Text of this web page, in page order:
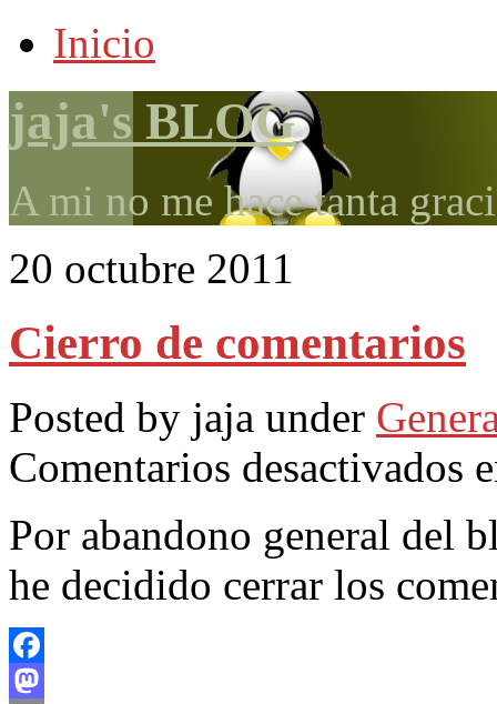
Inicio
jaja's BLOG
A mi no me hace tanta
20 octubre 2011
Cierro de comentarios
Posted by jaja under
Comentarios desactivados
Por abandono general del
he decidido cerrar los
Facebook